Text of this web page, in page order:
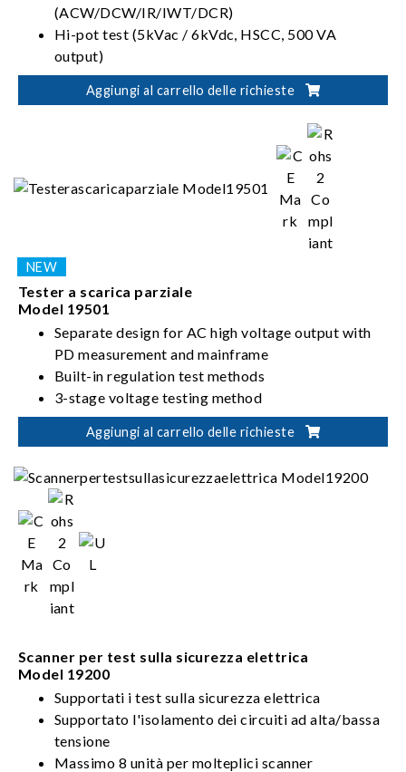
(ACW/DCW/IR/IWT/DCR)
Hi-pot test (5kVac / 6kVdc, HSCC, 500 VA
output)
5kV Insulation Resistance test (IR)
Impulse Winding Test (IWT)
Aggiungi al carrello delle richieste
Tester a scarica parziale
Model 19501
Separate design for AC high voltage output with
PD measurement and mainframe
Built-in regulation test methods
3-stage voltage testing method
PD failure count setting (1-10)
Application: IGBT, SiC-MOSFET, photocoupler,
power, small/large transformer, motor.
Aggiungi al carrello delle richieste
Scanner per test sulla sicurezza elettrica
Model 19200
Supportati i test sulla sicurezza elettrica
Supportato l'isolamento dei circuiti ad alta/bassa
tensione
Massimo 8 unità per molteplici scanner